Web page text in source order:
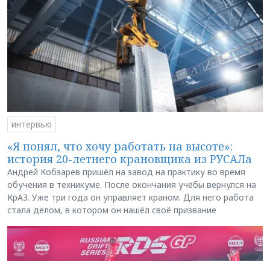
интервью
«Я понял, что хочу работать на высоте»:
история 20-летнего крановщика из РУСАЛа
Андрей Кобзарев пришёл на завод на практику во время
обучения в техникуме. После окончания учёбы вернулся на
КрАЗ. Уже три года он управляет краном. Для него работа
стала делом, в котором он нашёл своё призвание